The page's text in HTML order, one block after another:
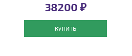
38200 ₽
КУПИТЬ